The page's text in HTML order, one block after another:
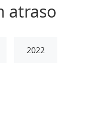
atraso
2022